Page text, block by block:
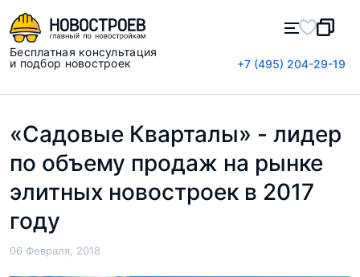
Бесплатная консультация
и подбор новостроек
+7 (495) 204-29-19
«Садовые Кварталы» - лидер
по объему продаж на рынке
элитных новостроек в 2017
году
06 Февраля, 2018